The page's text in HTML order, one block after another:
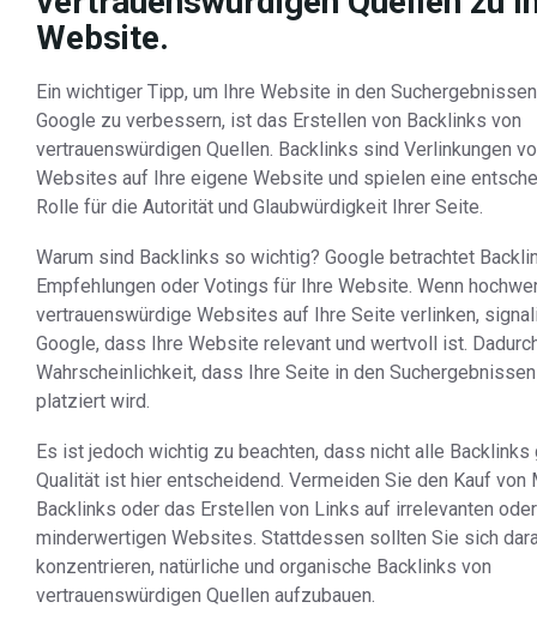
Website.
Ein wichtiger Tipp, um Ihre Website in den
Google zu verbessern, ist das Erstellen von Backlinks von
vertrauenswürdigen Quellen. Backlinks sind Verlinkungen
Websites auf Ihre eigene Website und spielen eine
Rolle für die Autorität und Glaubwürdigkeit Ihrer Seite.
Warum sind Backlinks so wichtig? Google betrachtet
Empfehlungen oder Votings für Ihre Website. Wenn
vertrauenswürdige Websites auf Ihre Seite verlinken,
Google, dass Ihre Website relevant und wertvoll ist.
Wahrscheinlichkeit, dass Ihre Seite in den
platziert wird.
Es ist jedoch wichtig zu beachten, dass nicht alle Backlinks
Qualität ist hier entscheidend. Vermeiden Sie den Kauf von
Backlinks oder das Erstellen von Links auf irrelevanten oder
minderwertigen Websites. Stattdessen sollten Sie sich
konzentrieren, natürliche und organische Backlinks von
vertrauenswürdigen Quellen aufzubauen.